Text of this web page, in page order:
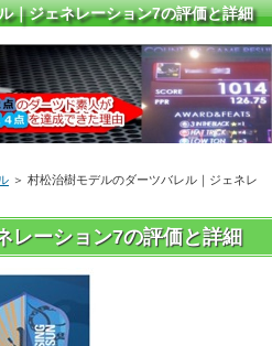
｜ジェネレーション7の評価と詳細
＞ 村松治樹モデルのダーツバレル｜ジェネレ
レーション7の評価と詳細